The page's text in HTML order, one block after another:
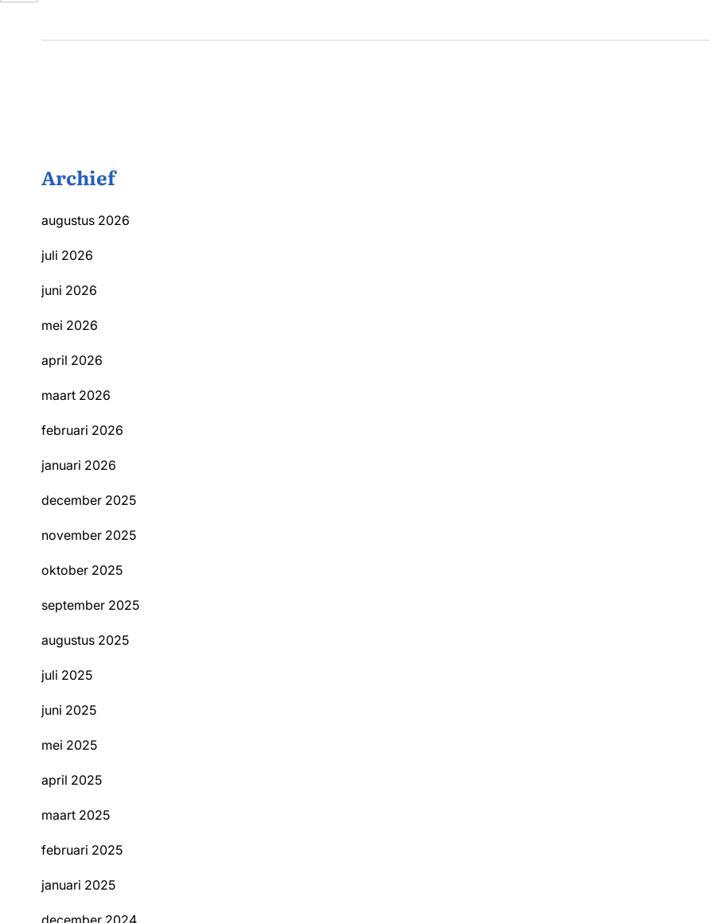
Archief
augustus 2026
juli 2026
juni 2026
mei 2026
april 2026
maart 2026
februari 2026
januari 2026
december 2025
november 2025
oktober 2025
september 2025
augustus 2025
juli 2025
juni 2025
mei 2025
april 2025
maart 2025
februari 2025
januari 2025
december 2024